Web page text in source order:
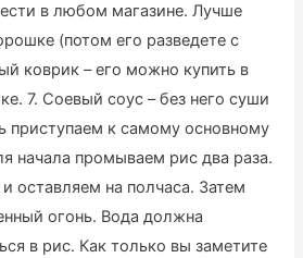
в любом магазине. Лучше
(потом его разведете с
коврик – его можно купить в
7. Соевый соус – без него суши
приступаем к самому основному
начала промываем рис два раза.
оставляем на полчаса. Затем
огонь. Вода должна
в рис. Как только вы заметите